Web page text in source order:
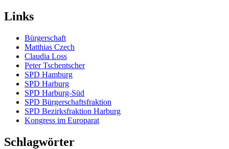
Links
Bürgerschaft
Matthias Czech
Claudia Loss
Peter Tschentscher
SPD Hamburg
SPD Harburg
SPD Harburg-Süd
SPD Bürgerschaftsfraktion
SPD Bezirksfraktion Harburg
Kongress im Europarat
Schlagwörter